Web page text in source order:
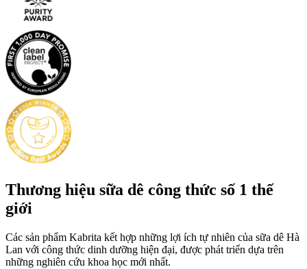
Thương hiệu sữa dê công thức số 1 thế
giới
Các sản phẩm Kabrita kết hợp những lợi ích tự nhiên của sữa dê Hà
Lan với công thức dinh dưỡng hiện đại, được phát triển dựa trên
những nghiên cứu khoa học mới nhất.